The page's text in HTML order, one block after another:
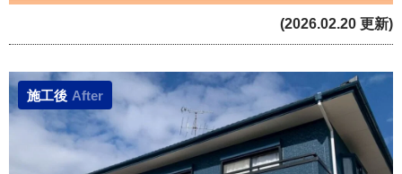
(2026.02.20 更新)
施工後 After